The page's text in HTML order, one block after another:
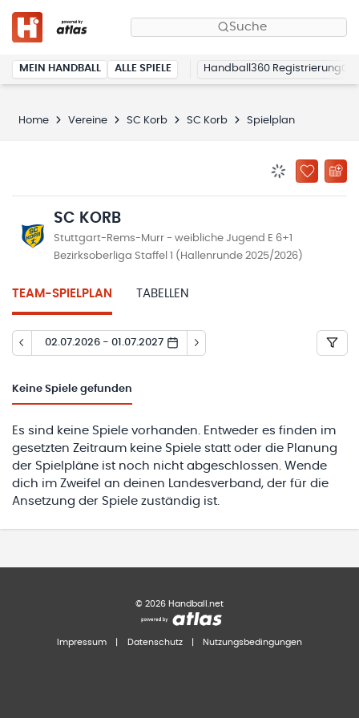
Suche
MEIN HANDBALL ALLE SPIELE Handball360 Registrierung
Home Vereine SC Korb SC Korb Spielplan
ZU
SC KORB
Stuttgart-Rems-Murr - weibliche Jugend E 6+1
Bezirksoberliga Staffel 1 (Hallenrunde 2025/2026)
TEAM-SPIELPLAN TABELLEN
02.07.2026 - 01.07.2027
Keine Spiele gefunden
Es sind keine Spiele vorhanden. Entweder es finden im
gesetzten Zeitraum keine Spiele statt oder die Planung
der Spielpläne ist noch nicht abgeschlossen. Wende
dich im Zweifel an deinen Landesverband, der für die
Ansetzung der Spiele zuständig ist.
© 2026 Handball.net
Impressum Datenschutz Nutzungsbedingungen